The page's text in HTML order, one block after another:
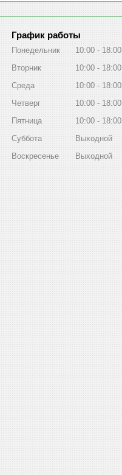
График работы
Понедельник 10:00
18:00
Вторник
10:00
18:00
Среда
10:00
18:00
Четверг
10:00
18:00
Пятница
10:00
18:00
Суббота
Выходной
Воскресенье
Выходной